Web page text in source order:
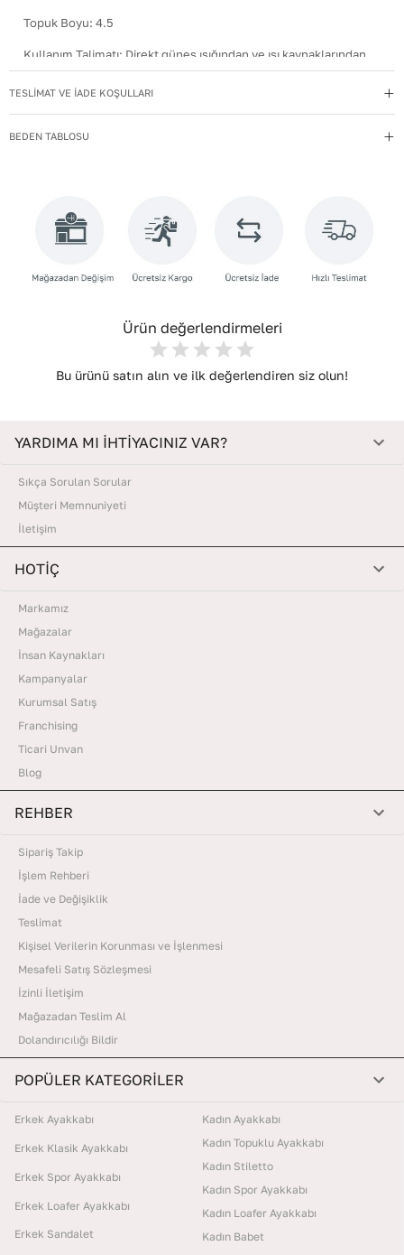
Topuk Boyu: 4.5
Kullanım Talimatı: Direkt güneş ışığından ve ısı kaynaklarından
uzak tutun.
Deri ayakkabılarınızı yumuşak bir fırçayla tozdan
bekleyin.
Deri Cinsi:Dana Deri
TESLİMAT VE İADE KOŞULLARI
BEDEN TABLOSU
Ürün değerlendirmeleri
Bu ürünü satın alın ve ilk değerlendiren siz olun!
YARDIMA MI İHTİYACINIZ VAR?
Sıkça Sorulan Sorular
Müşteri Memnuniyeti
İletişim
HOTİÇ
Markamız
Mağazalar
İnsan Kaynakları
Kampanyalar
Kurumsal Satış
Franchising
Ticari Unvan
Blog
REHBER
Sipariş Takip
İşlem Rehberi
İade ve Değişiklik
Teslimat
Kişisel Verilerin Korunması ve İşlenmesi
Mesafeli Satış Sözleşmesi
İzinli İletişim
Mağazadan Teslim Al
Dolandırıcılığı Bildir
POPÜLER KATEGORİLER
Erkek Ayakkabı
Erkek Klasik Ayakkabı
Erkek Spor Ayakkabı
Erkek Loafer Ayakkabı
Erkek Sandalet
Kadın Ayakkabı
Kadın Topuklu Ayakkabı
Kadın Stiletto
Kadın Spor Ayakkabı
Kadın Loafer Ayakkabı
Kadın Babet